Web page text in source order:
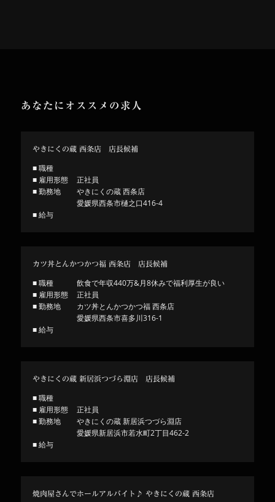
あなたにオススメの求人
やきにくの蔵 西条店 店長候補
■ 職種
■ 雇用形態
正社員
■ 勤務地
やきにくの蔵 西条店
愛媛県西条市樋之口416-4
■ 給与
カツ丼とんかつかつ福 西条店 店長候補
■ 職種
飲食で年収440万&月8休みで福利厚生が良い
■ 雇用形態
正社員
■ 勤務地
カツ丼とんかつかつ福 西条店
愛媛県西条市喜多川316-1
■ 給与
やきにくの蔵 新居浜つづら淵店 店長候補
■ 職種
■ 雇用形態
正社員
■ 勤務地
やきにくの蔵 新居浜つづら淵店
愛媛県新居浜市若水町2丁目462-2
■ 給与
焼肉屋さんでホールアルバイト♪ やきにくの蔵 西条店